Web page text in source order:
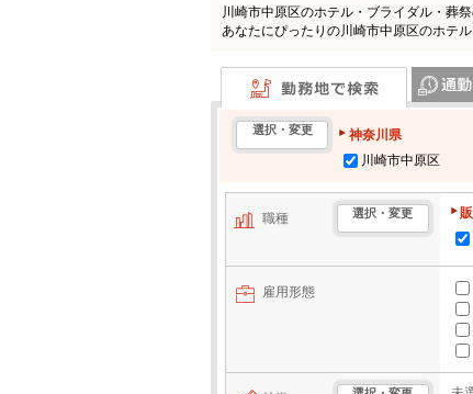
川崎市中原区のホテル・ブライダル・葬
あなたにぴったりの川崎市中原区のホテ
勤務地で検索
選択・変更
神奈川県
川崎市中原区
職種 選択・変更
雇用形態